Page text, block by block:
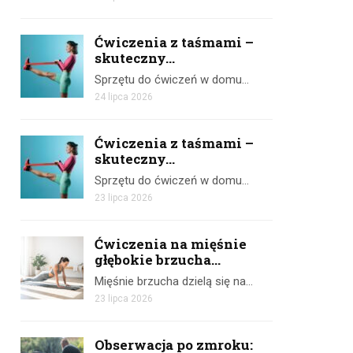
Ćwiczenia z taśmami –
skuteczny...
Sprzętu do ćwiczeń w domu…
24 lipca 2026
Ćwiczenia z taśmami –
skuteczny...
Sprzętu do ćwiczeń w domu…
23 lipca 2026
Ćwiczenia na mięśnie
głębokie brzucha...
Mięśnie brzucha dzielą się na…
23 lipca 2026
Obserwacja po zmroku: